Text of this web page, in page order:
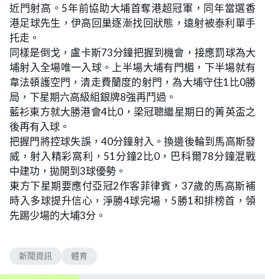
近門射高。5年前協助大埔首奪港超冠軍，同年當選香
港足球先生，伊高回巢逐漸找回狀態，遠射被泰利單手
托走。
同樣是倒戈，盧卡斯73分鐘把握到機會，接應罰球為大
埔射入全場唯一入球。上半場大埔有門楣，下半場就有
韋法頓護空門，清走費蘭度的射門，為大埔守住1比0勝
局，下星期六高級組銀牌8強再鬥過。
藍衫東方就大勝港會4比0，梁冠聰繼星期日的菁英盃之
後再有入球。
把握門將控球失誤，40分鐘射入。換邊後輪到馬高斯發
威，射入精彩窩利，51分鐘2比0，巴科爾78分鐘混戰
中建功，拋開到3球優勢。
東方下星期要應付亞冠2作客菲律賓，37歲的馬高斯補
時入多球提升信心，淨勝4球完場，5勝1和排榜首，領
先踢少場的大埔3分。
新聞資訊 體育